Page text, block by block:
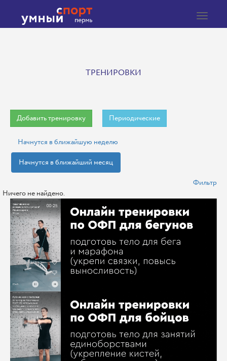
Toggle
ТРЕНИРОВКИ
Добавить тренировку Периодические
Начнутся в ближайшую неделю
Начнутся в ближайший месяц
Фильтр
Ничего не найдено.